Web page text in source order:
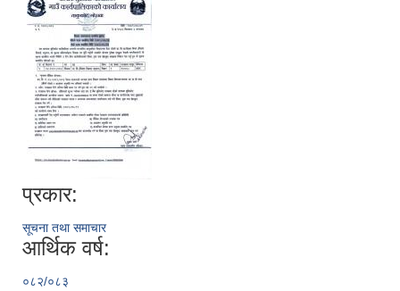
प्रकार:
सूचना तथा समाचार
आर्थिक वर्ष:
०८२/०८३